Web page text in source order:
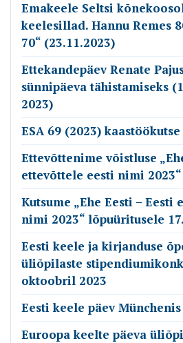
Emakeele Seltsi
keelesillad. Hannu Remes
70“ (23.11.2023)
Ettekandepäev Renate
sünnipäeva tähistamiseks
2023)
ESA 69 (2023) kaastöökutse
Ettevõttenime võistluse
ettevõttele eesti nimi
Kutsume „Ehe Eesti – Eesti
nimi 2023“ lõpuüritusele
Eesti keele ja kirjanduse
üliõpilaste
oktoobril 2023
Eesti keele päev Münchenis
Euroopa keelte päeva